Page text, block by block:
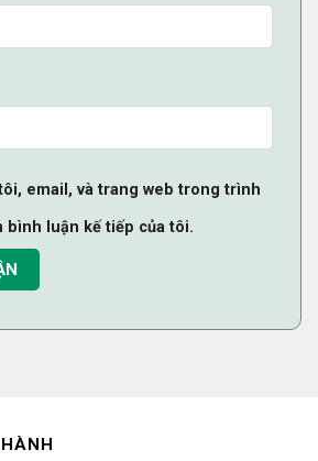
email, và trang web trong trình
bình luận kế tiếp của tôi.